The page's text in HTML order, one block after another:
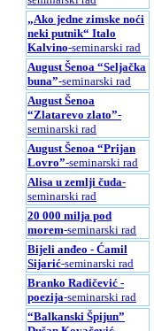
„Ako jedne zimske noći
neki putnik“ Italo
Kalvino-seminarski rad
August Šenoa “Seljačka
buna”-seminarski rad
August Šenoa
“Zlatarevo zlato”-
seminarski rad
August Šenoa “Prijan
Lovro”-seminarski rad
Alisa u zemlji čuda-
seminarski rad
20 000 milja pod
morem-seminarski rad
Bijeli anđeo - Ćamil
Sijarić-seminarski rad
Branko Radičević -
poezija-seminarski rad
“Balkanski Špijun”